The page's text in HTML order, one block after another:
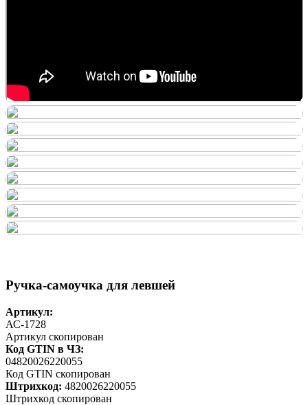
Ручка-самоучка для левшей
Артикул:
АС-1728
Артикул скопирован
Код GTIN в ЧЗ:
04820026220055
Код GTIN скопирован
Штрихкод: 4820026220055
Штрихкод скопирован